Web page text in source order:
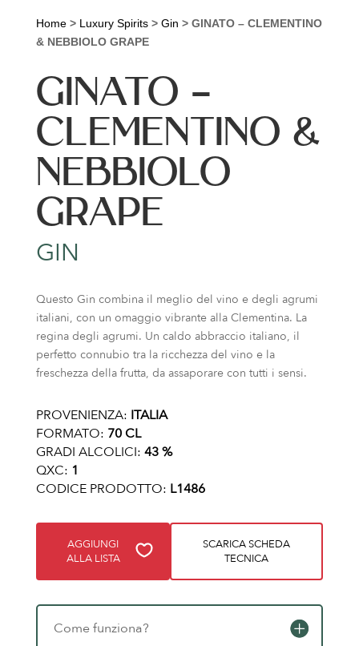
Home> Luxury Spirits> Gin > GINATO – CLEMENTINO
& NEBBIOLO GRAPE
GINATO –
CLEMENTINO &
NEBBIOLO
GRAPE
GIN
Questo Gin combina il meglio del vino e degli agrumi
italiani, con un omaggio vibrante alla Clementina. La
regina degli agrumi. Un caldo abbraccio italiano, il
perfetto connubio tra la ricchezza del vino e la
freschezza della frutta, da assaporare con tutti i sensi.
PROVENIENZA: ITALIA
FORMATO: 70 CL
GRADI ALCOLICI: 43 %
QXC: 1
CODICE PRODOTTO: L1486
AGGIUNGI
ALLA LISTA
SCARICA SCHEDA
TECNICA
Come funziona?